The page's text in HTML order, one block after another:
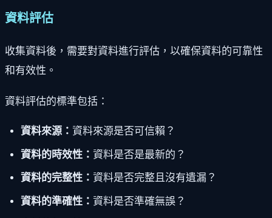
資料評估
收集資料後，需要對資料進行評估，以確保資料的可靠性
和有效性。
資料評估的標準包括：
資料來源： 資料來源是否可信賴？
資料的時效性： 資料是否是最新的？
資料的完整性： 資料是否完整且沒有遺漏？
資料的準確性： 資料是否準確無誤？